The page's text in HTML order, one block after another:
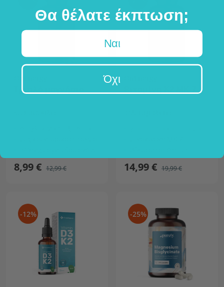
Τριπλό μαγνήσιο
8,99 € 12,99 € 14,99 € 19,99 €
-12% -25%
Θα θέλατε έκπτωση;
Ναι
Όχι